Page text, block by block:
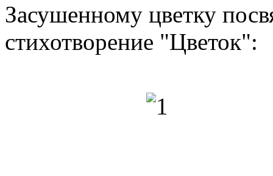
Засушенному цветку
стихотворение "Цветок":